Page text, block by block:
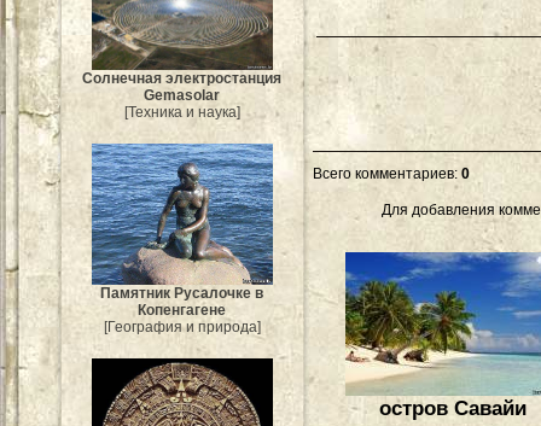
Солнечная электростанция
Gemasolar
[Техника и наука]
Памятник Русалочке в
Копенгагене
[География и природа]
Всего комментариев: 0
Для добавления
остров Савайи